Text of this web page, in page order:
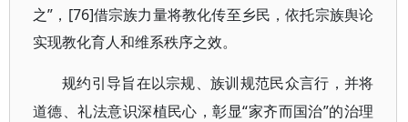
之”，[76]借宗族力量将教化传至乡民，依托宗族舆论
实现教化育人和维系秩序之效。
规约引导旨在以宗规、族训规范民众言行，并将
道德、礼法意识深植民心，彰显“家齐而国治”的治理